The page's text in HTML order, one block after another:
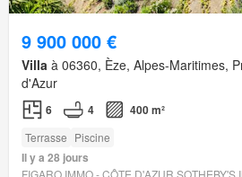
9 900 000 €
Villa à 06360, Èze, Alpes-Maritimes,
d'Azur
6 4 400 m²
Terrasse Piscine
Il y a 28 jours